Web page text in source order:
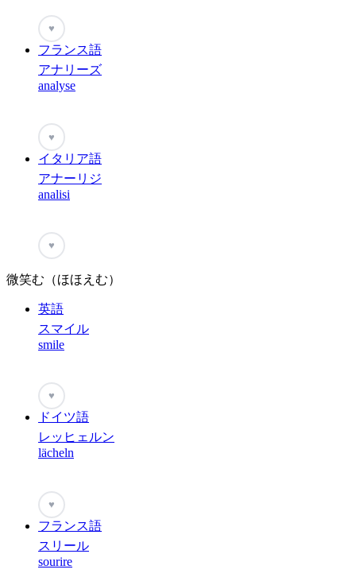
♥
フランス語
アナリーズ
analyse
♥
イタリア語
アナーリジ
analisi
♥
微笑む（ほほえむ）
英語
スマイル
smile
♥
ドイツ語
レッヒェルン
lächeln
♥
フランス語
スリール
sourire